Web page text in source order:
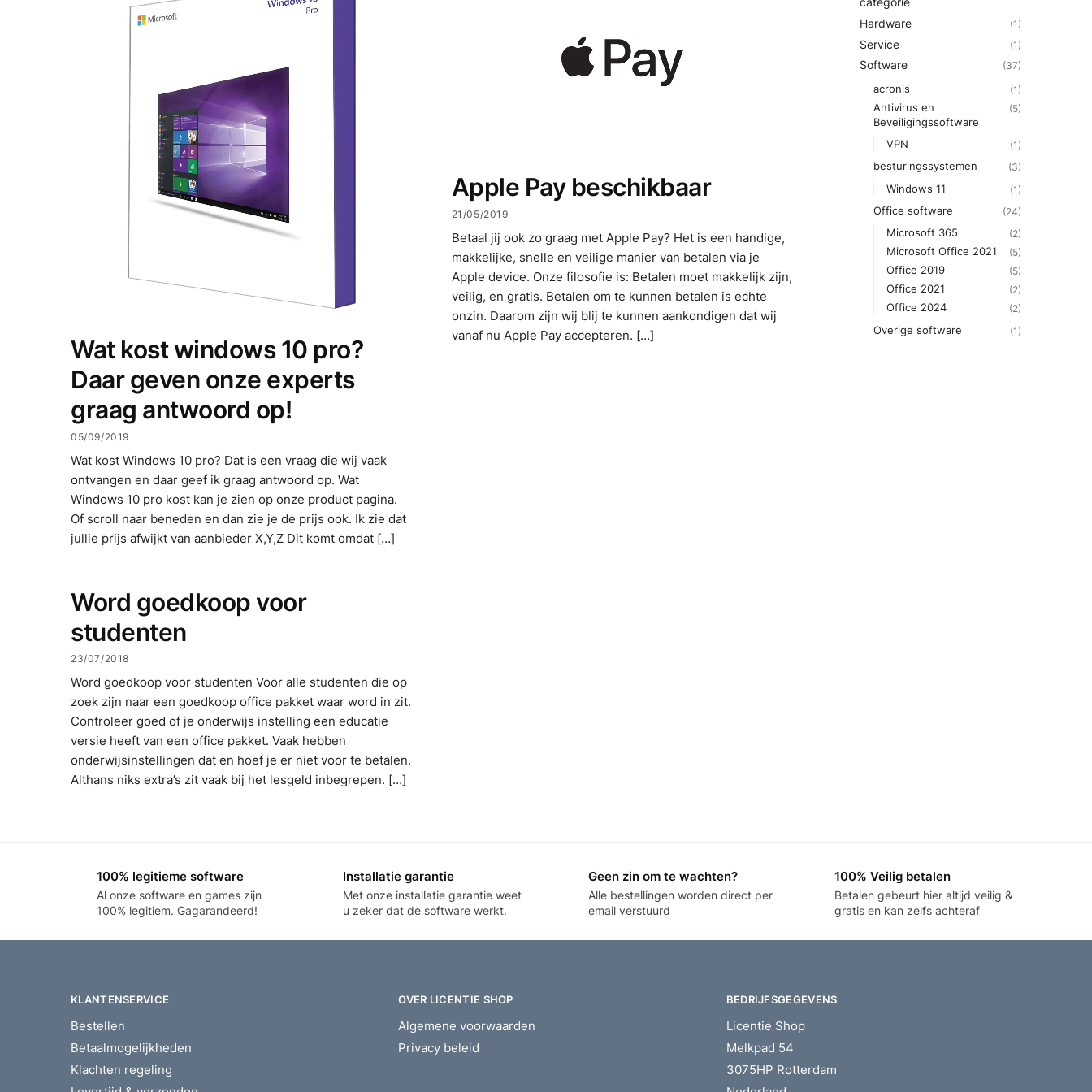
Wat kost windows 10 pro?
Daar geven onze experts
graag antwoord op!
05/09/2019
Wat kost Windows 10 pro? Dat is een vraag die wij vaak
ontvangen en daar geef ik graag antwoord op. Wat
Windows 10 pro kost kan je zien op onze product pagina.
Of scroll naar beneden en dan zie je de prijs ook. Ik zie dat
jullie prijs afwijkt van aanbieder X,Y,Z Dit komt omdat […]
Apple Pay beschikbaar
21/05/2019
Betaal jij ook zo graag met Apple Pay? Het is een handige,
makkelijke, snelle en veilige manier van betalen via je
Apple device. Onze filosofie is: Betalen moet makkelijk zijn,
veilig, en gratis. Betalen om te kunnen betalen is echte
onzin. Daarom zijn wij blij te kunnen aankondigen dat wij
vanaf nu Apple Pay accepteren. […]
Word goedkoop voor
studenten
23/07/2018
Word goedkoop voor studenten Voor alle studenten die op
zoek zijn naar een goedkoop office pakket waar word in zit.
Controleer goed of je onderwijs instelling een educatie
versie heeft van een office pakket. Vaak hebben
onderwijsinstellingen dat en hoef je er niet voor te betalen.
Althans niks extra’s zit vaak bij het lesgeld inbegrepen. […]
Hardware (1)
Service (1)
Software (37)
acronis (1)
Antivirus en
Beveiligingssoftware
(5)
VPN (1)
besturingssystemen (3)
Windows 11 (1)
Office software (24)
Microsoft 365 (2)
Microsoft Office 2021 (5)
Office 2019 (5)
Office 2021 (2)
Office 2024 (2)
Overige software (1)
100% legitieme software
Al onze software en games zijn
100% legitiem. Gagarandeerd!
Installatie garantie
Met onze installatie garantie weet
u zeker dat de software werkt.
Geen zin om te wachten?
Alle bestellingen worden direct per
email verstuurd
100% Veilig betalen
Betalen gebeurt hier altijd veilig &
gratis en kan zelfs achteraf
KLANTENSERVICE
Bestellen
Betaalmogelijkheden
Klachten regeling
OVER LICENTIE SHOP
Algemene voorwaarden
Privacy beleid
BEDRIJFSGEGEVENS
Licentie Shop
Melkpad 54
3075HP Rotterdam